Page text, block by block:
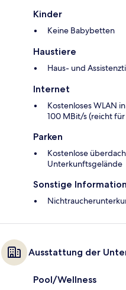
Kinder
Keine Babybetten
Haustiere
Haus- und
Internet
Kostenloses WLAN
100 MBit/s (reicht für
Parken
Kostenlose
Unterkunftsgelände
Sonstige
Ausstattung der
Pool/Wellness